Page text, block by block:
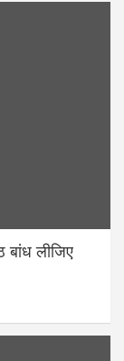
बांध लीजिए